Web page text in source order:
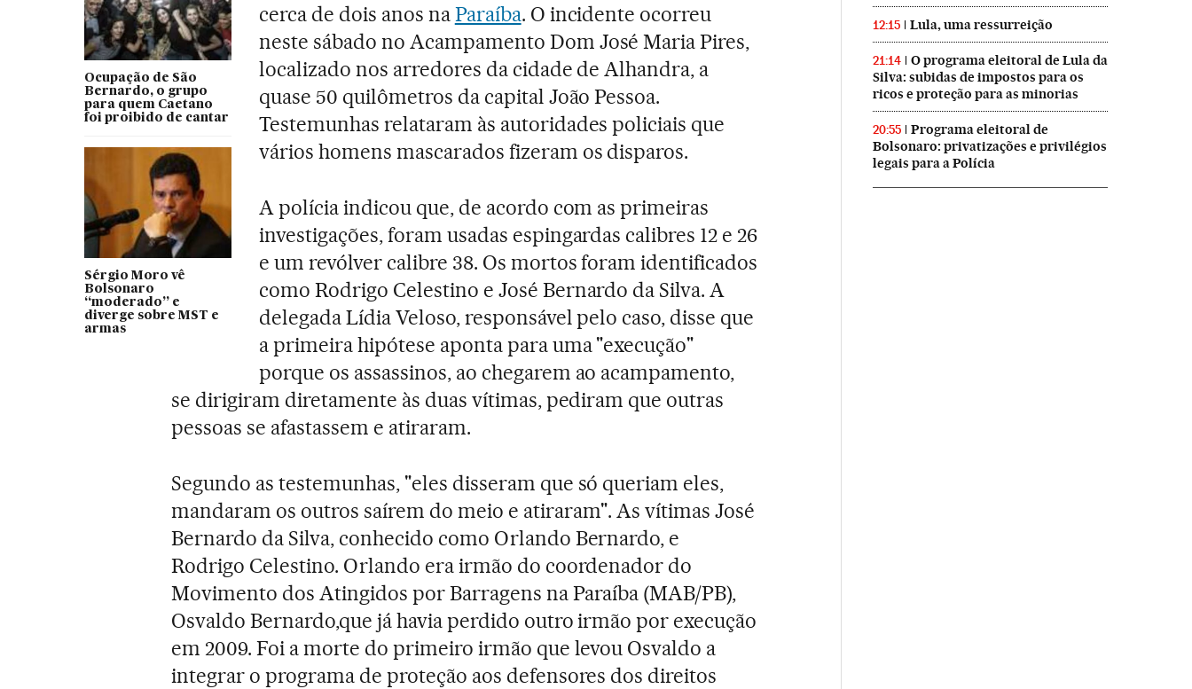
Ocupação de São
Bernardo, o grupo
para quem Caetano
foi proibido de cantar
Sérgio Moro vê
Bolsonaro
“moderado” e
diverge sobre MST e
armas
cerca de dois anos naParaíba. O incidente ocorreu
neste sábado no Acampamento Dom José Maria Pires,
localizado nos arredores da cidade de Alhandra, a
quase 50 quilômetros da capital João Pessoa.
Testemunhas relataram às autoridades policiais que
vários homens mascarados fizeram os disparos.
A polícia indicou que, de acordo com as primeiras
investigações, foram usadas espingardas calibres 12 e 26
e um revólver calibre 38. Os mortos foram identificados
como Rodrigo Celestino e José Bernardo da Silva. A
delegada Lídia Veloso, responsável pelo caso, disse que
a primeira hipótese aponta para uma "execução"
porque os assassinos, ao chegarem ao acampamento,
se dirigiram diretamente às duas vítimas, pediram que outras
pessoas se afastassem e atiraram.
Segundo as testemunhas, "eles disseram que só queriam eles,
mandaram os outros saírem do meio e atiraram". As vítimas José
Bernardo da Silva, conhecido como Orlando Bernardo, e
Rodrigo Celestino. Orlando era irmão do coordenador do
Movimento dos Atingidos por Barragens na Paraíba (MAB/PB),
Osvaldo Bernardo,que já havia perdido outro irmão por execução
em 2009. Foi a morte do primeiro irmão que levou Osvaldo a
integrar o programa de proteção aos defensores dos direitos
12:15 Lula, uma ressurreição
21:14
O programa eleitoral de Lula da
Silva: subidas de impostos para os
ricos e proteção para as minorias
20:55
Programa eleitoral de
Bolsonaro: privatizações e privilégios
legais para a Polícia